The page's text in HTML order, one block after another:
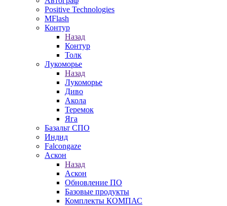
Positive Technologies
MFlash
Контур
Назад
Контур
Толк
Лукоморье
Назад
Лукоморье
Диво
Акола
Теремок
Яга
Базальт СПО
Индид
Falcongaze
Аскон
Назад
Аскон
Обновление ПО
Базовые продукты
Комплекты КОМПАС